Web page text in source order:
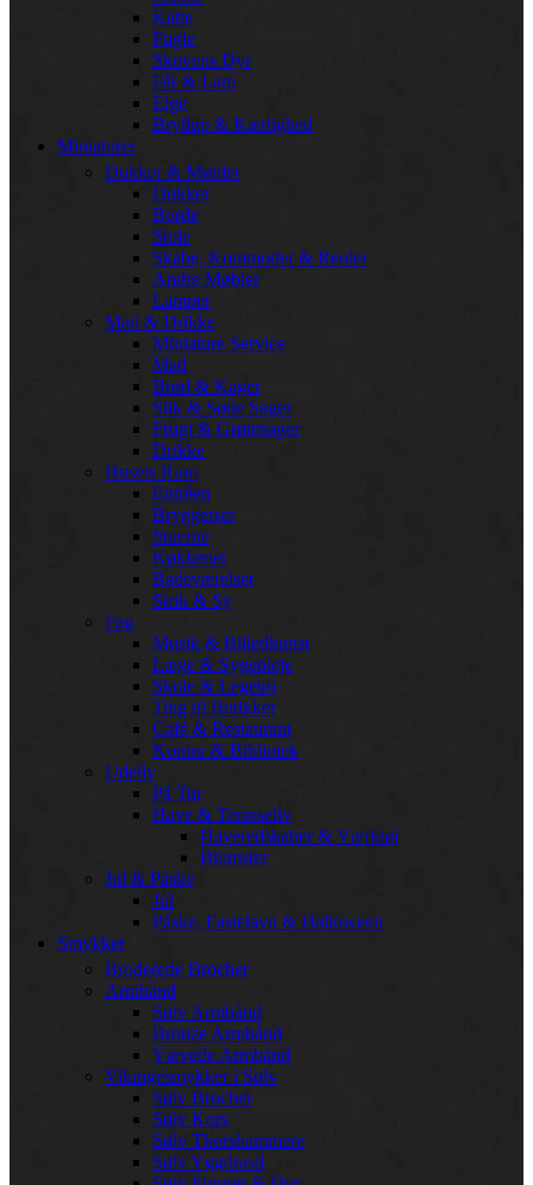
Katte
Fugle
Skovens Dyr
Får & Lam
Elge
Bryllup & Kærlighed
Miniaturer
Dukker & Møbler
Dukker
Borde
Stole
Skabe, Kommoder & Reoler
Andre Møbler
Lamper
Mad & Drikke
Miniature Service
Mad
Brød & Kager
Slik & Søde Sager
Frugt & Grøntsager
Drikke
Husets Rum
Entréen
Bryggerset
Stuerne
Køkkenet
Badeværelset
Strik & Sy
Fag
Musik & Billedkunst
Læge & Sygepleje
Skole & Legetøj
Ting til Butikker
Café & Restaurant
Kontor & Bibliotek
Udeliv
På Tur
Have & Terasseliv
Haveredskaber & Værktøj
Blomster
Jul & Påske
Jul
Påske, Fastelavn & Halloween
Smykker
Broderede Brocher
Armbånd
Sølv Armbånd
Bronze Armbånd
Vævede Armbånd
Vikingesmykker i Sølv
Sølv Brocher
Sølv Kors
Sølv Thorshammere
Sølv Yggdrasil